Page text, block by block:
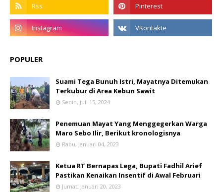
POPULER
Suami Tega Bunuh Istri, Mayatnya Ditemukan
Terkubur di Area Kebun Sawit
Senin, Juli 15, 2024
Penemuan Mayat Yang Menggegerkan Warga
Maro Sebo Ilir, Berikut kronologisnya
Rabu, Januari 04, 2023
Ketua RT Bernapas Lega, Bupati Fadhil Arief
Pastikan Kenaikan Insentif di Awal Februari
Jumat, Januari 20, 2023